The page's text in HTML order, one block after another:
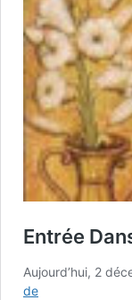
Entrée
Aujourd’hui, 2
deEntrée